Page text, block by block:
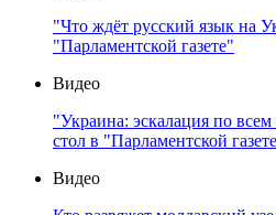
"Что ждёт русский язык на
"Парламентской газете"
Видео
"Украина: эскалация по
стол в "Парламентской
Видео